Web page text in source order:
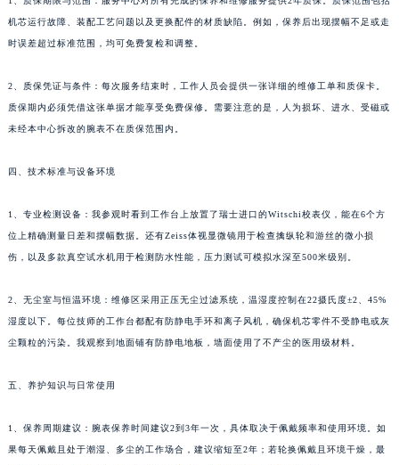
机芯运行故障、装配工艺问题以及更换配件的材质缺陷。例如，保养后出现摆幅不足或走
时误差超过标准范围，均可免费复检和调整。
2、质保凭证与条件：每次服务结束时，工作人员会提供一张详细的维修工单和质保卡。
质保期内必须凭借这张单据才能享受免费保修。需要注意的是，人为损坏、进水、受磁或
未经本中心拆改的腕表不在质保范围内。
四、技术标准与设备环境
1、专业检测设备：我参观时看到工作台上放置了瑞士进口的Witschi校表仪，能在6个方
位上精确测量日差和摆幅数据。还有Zeiss体视显微镜用于检查擒纵轮和游丝的微小损
伤，以及多款真空试水机用于检测防水性能，压力测试可模拟水深至500米级别。
2、无尘室与恒温环境：维修区采用正压无尘过滤系统，温湿度控制在22摄氏度±2、45%
湿度以下。每位技师的工作台都配有防静电手环和离子风机，确保机芯零件不受静电或灰
尘颗粒的污染。我观察到地面铺有防静电地板，墙面使用了不产尘的医用级材料。
五、养护知识与日常使用
1、保养周期建议：腕表保养时间建议2到3年一次，具体取决于佩戴频率和使用环境。如
果每天佩戴且处于潮湿、多尘的工作场合，建议缩短至2年；若轮换佩戴且环境干燥，最